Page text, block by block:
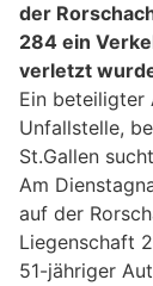
der
284 ein
verletzt
Ein beteiligter
Unfallstelle,
St.Gallen
Am
auf der
Liegenschaft
51-jähriger